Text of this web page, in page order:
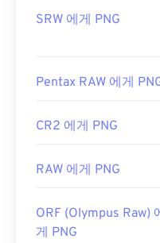
최초 출시:1996년 10
PNG에 대한 위키 문서
관련 PNG 도구:
세요
SRW 에게 PNG
Pentax RAW 에게
CR2 에게 PNG
RAW 에게 PNG
ORF (Olympus Raw)
게 PNG